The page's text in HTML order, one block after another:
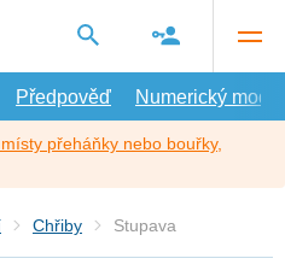
Předpověď Numerický model
přeháňky nebo bouřky,
Chřiby Stupava